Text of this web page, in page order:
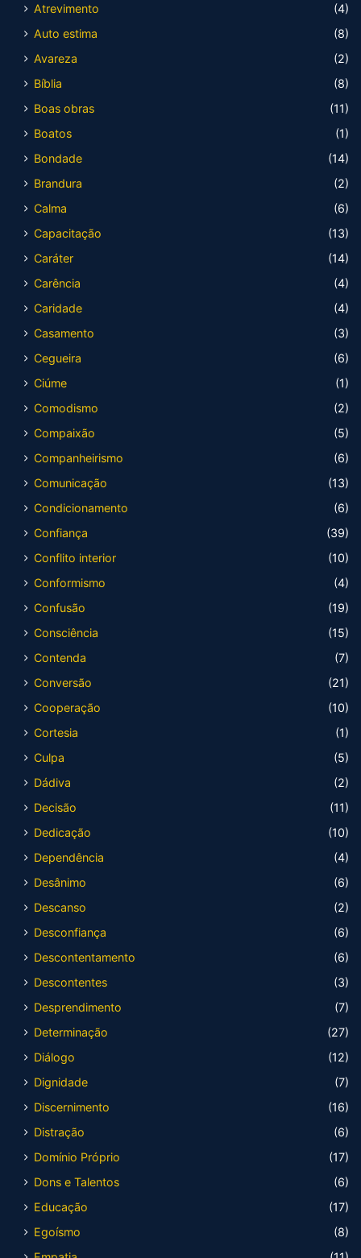
Atrevimento
(4)
Auto estima
(8)
Avareza
(2)
Bíblia
(8)
Boas obras
(11)
Boatos
(1)
Bondade
(14)
Brandura
(2)
Calma
(6)
Capacitação
(13)
Caráter
(14)
Carência
(4)
Caridade
(4)
Casamento
(3)
Cegueira
(6)
Ciúme
(1)
Comodismo
(2)
Compaixão
(5)
Companheirismo
(6)
Comunicação
(13)
Condicionamento
(6)
Confiança
(39)
Conflito interior
(10)
Conformismo
(4)
Confusão
(19)
Consciência
(15)
Contenda
(7)
Conversão
(21)
Cooperação
(10)
Cortesia
(1)
Culpa
(5)
Dádiva
(2)
Decisão
(11)
Dedicação
(10)
Dependência
(4)
Desânimo
(6)
Descanso
(2)
Desconfiança
(6)
Descontentamento
(6)
Descontentes
(3)
Desprendimento
(7)
Determinação
(27)
Diálogo
(12)
Dignidade
(7)
Discernimento
(16)
Distração
(6)
Domínio Próprio
(17)
Dons e Talentos
(6)
Educação
(17)
Egoísmo
(8)